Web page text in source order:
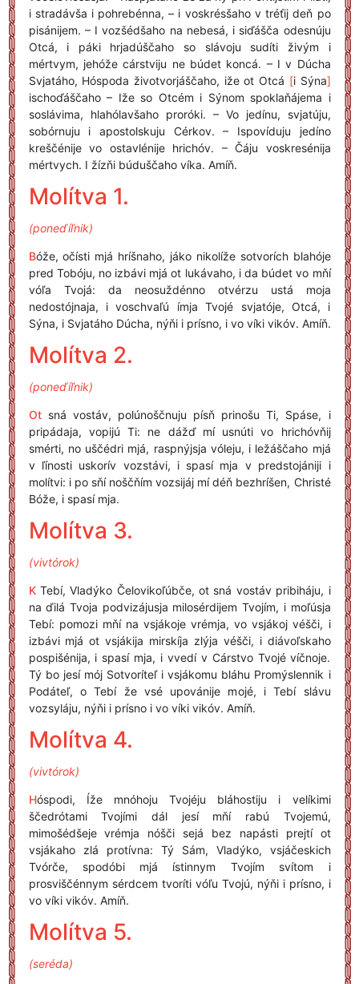
i stradávša i pohrebénna, – i voskrésšaho v tréťij deň po
pisánijem. – I vozšédšaho na nebesá, i siďášča odesnúju
Otcá, i páki hrjadúščaho so slávoju sudíti živým i
mértvym, jehóže cárstviju ne búdet koncá. – I v Dúcha
Svjatáho, Hóspoda životvorjáščaho, iže ot Otcá [i Sýna]
ischoďáščaho – Iže so Otcém i Sýnom spoklaňájema i
soslávima, hlahólavšaho proróki. – Vo jedínu, svjatúju,
sobórnuju i apostolskuju Cérkov. – Ispovíduju jedíno
kreščénije vo ostavlénije hrichóv. – Čáju voskresénija
mértvych. I žízňi búduščaho víka. Amíň.
Molítva 1.
(poneďíľnik)
Bóže, očísti mjá hríšnaho, jáko nikolíže sotvorích blahóje
pred Tobóju, no izbávi mjá ot lukávaho, i da búdet vo mňí
vóľa Tvojá: da neosuždénno otvérzu ustá moja
nedostójnaja, i voschvaľú ímja Tvojé svjatóje, Otcá, i
Sýna, i Svjatáho Dúcha, nýňi i prísno, i vo víki vikóv. Amíň.
Molítva 2.
(poneďíľnik)
Otsná vostáv, polúnoščnuju písň prinošu Ti, Spáse, i
pripádaja, vopijú Ti: ne dážď mí usnúti vo hrichóvňij
smérti, no uščédri mjá, raspnýjsja vóleju, i ležáščaho mjá
v ľínosti uskorív vozstávi, i spasí mja v predstojániji i
molítvi: i po sňí noščňím vozsijáj mí déň bezhríšen, Christé
Bóže, i spasí mja.
Molítva 3.
(vivtórok)
KTebí, Vladýko Čelovikoľúbče, ot sná vostáv pribiháju, i
na ďilá Tvoja podvizájusja milosérdijem Tvojím, i moľúsja
Tebí: pomozi mňí na vsjákoje vrémja, vo vsjákoj véšči, i
izbávi mjá ot vsjákija mirskíja zlýja véšči, i diávoľskaho
pospišénija, i spasí mja, i vvedí v Cárstvo Tvojé víčnoje.
Tý bo jesí mój Sotvoríteľ i vsjákomu bláhu Promýslennik i
Podáteľ, o Tebí že vsé upovánije mojé, i Tebí slávu
vozsyláju, nýňi i prísno i vo víki vikóv. Amíň.
Molítva 4.
(vivtórok)
Hóspodi, Íže mnóhoju Tvojéju bláhostiju i velíkimi
ščedrótami Tvojími dál jesí mňí rabú Tvojemú,
mimošédšeje vrémja nóšči sejá bez napásti prejtí ot
vsjákaho zlá protívna: Tý Sám, Vladýko, vsjáčeskich
Tvórče, spodóbi mjá ístinnym Tvojím svítom i
prosviščénnym sérdcem tvoríti vóľu Tvojú, nýňi i prísno, i
vo víki vikóv. Amíň.
Molítva 5.
(seréda)